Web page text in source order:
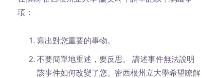
項：
寫出對您重要的事物。
不要簡單地重述，要反思。 講述事件無法說明
該事件如何改變了您。密西根州立大學希望瞭解